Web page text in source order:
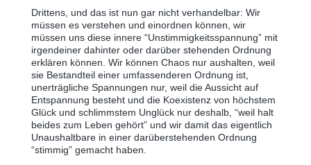
Drittens, und das ist nun gar nicht verhandelbar: Wir
müssen es verstehen und einordnen können, wir
müssen uns diese innere “Unstimmigkeitsspannung” mit
irgendeiner dahinter oder darüber stehenden Ordnung
erklären können. Wir können Chaos nur aushalten, weil
sie Bestandteil einer umfassenderen Ordnung ist,
unerträgliche Spannungen nur, weil die Aussicht auf
Entspannung besteht und die Koexistenz von höchstem
Glück und schlimmstem Unglück nur deshalb, “weil halt
beides zum Leben gehört” und wir damit das eigentlich
Unaushaltbare in einer darüberstehenden Ordnung
“stimmig” gemacht haben.